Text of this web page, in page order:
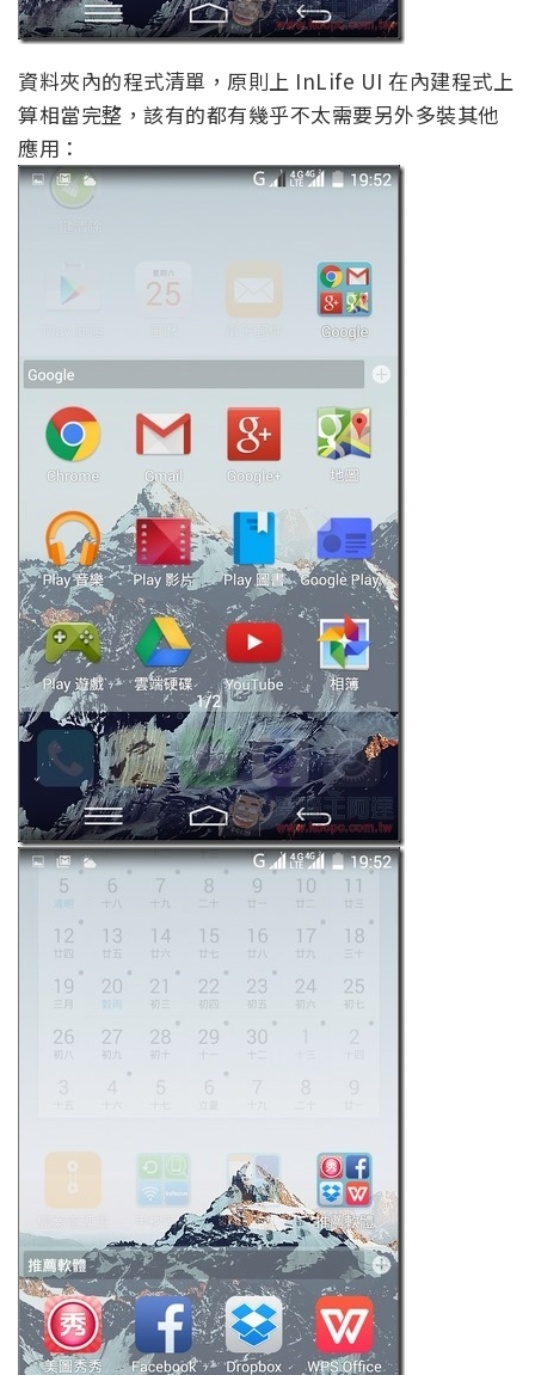
資料夾內的程式清單，原則上 InLife UI 在內建程式上
算相當完整，該有的都有幾乎不太需要另外多裝其他
應用：